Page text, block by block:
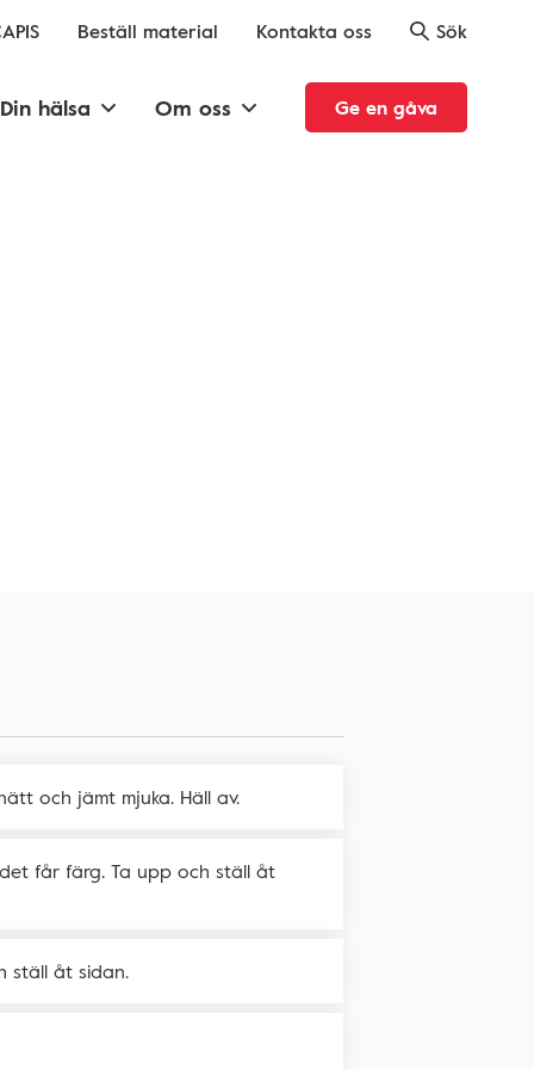
Beställ material Kontakta oss Sök
Din hälsa Om oss Ge en gåva
och jämt mjuka. Häll av.
får färg. Ta upp och ställ åt
ställ åt sidan.